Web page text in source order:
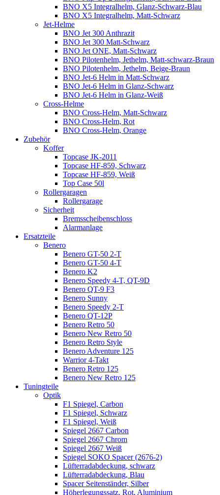
BNO X5 Integralhelm, Glanz-Schwarz-Blau
BNO X5 Integralhelm, Matt-Schwarz
Jet-Helme
BNO Jet 300 Anthrazit
BNO Jet 300 Matt-Schwarz
BNO Jet ONE, Matt-Schwarz
BNO Pilotenhelm, Jethelm, Matt-schwarz-Braun
BNO Pilotenhelm, Jethelm, Beige-Braun
BNO Jet-6 Helm in Matt-Schwarz
BNO Jet-6 Helm in Glanz-Schwarz
BNO Jet-6 Helm in Glanz-Weiß
Cross-Helme
BNO Cross-Helm, Matt-Schwarz
BNO Cross-Helm, Rot
BNO Cross-Helm, Orange
Zubehör
Koffer
Topcase JK-2011
Topcase HF-859, Schwarz
Topcase HF-859, Weiß
Top Case 50l
Rollergaragen
Rollergarage
Sicherheit
Bremsscheibenschloss
Alarmanlage
Ersatzteile
Benero
Benero GT-50 2-T
Benero GT-50 4-T
Benero K2
Benero Speedy 4-T, QT-9D
Benero QT-9 F3
Benero Sunny
Benero Speedy 2-T
Benero QT-12P
Benero Retro 50
Benero New Retro 50
Benero Retro Style
Benero Adventure 125
Warrior 4-Takt
Benero Retro 125
Benero New Retro 125
Tuningteile
Optik
F1 Spiegel, Carbon
F1 Spiegel, Schwarz
F1 Spiegel, Weiß
Spiegel 2667 Carbon
Spiegel 2667 Chrom
Spiegel 2667 Weiß
Spiegel SOKO Spacer (2676-2)
Lüfterradabdeckung, schwarz
Lüfterradabdeckung, Blau
Spacer Seitenständer, Silber
Höherlegungssatz, Rot, Aluminium